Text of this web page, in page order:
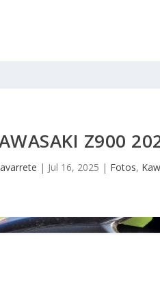
Z900
| Jul 16, 2025 | Fotos,